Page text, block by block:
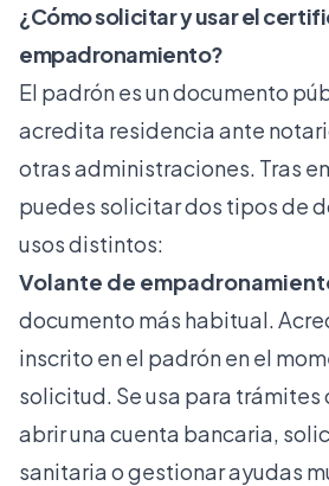
¿Cómo solicitar y usar el
empadronamiento?
El padrón es un documento
acredita residencia ante
otras administraciones. Tras
puedes solicitar dos tipos de
usos distintos:
Volante de
documento más habitual.
inscrito en el padrón en el
solicitud. Se usa para
abrir una cuenta bancaria,
sanitaria o gestionar ayudas